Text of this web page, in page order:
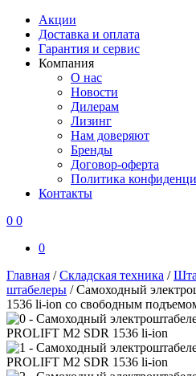
Акции
Доставка и оплата
Гарантия и сервис
Компания
О нас
Новости
Дилерам
Лизинг
Нам доверяют
Бренды
Договор-оферта
Политика
Контакты
0 0
0
Главная /Складская техника /
штабелеры /Самоходный
1536 li-ion со свободным